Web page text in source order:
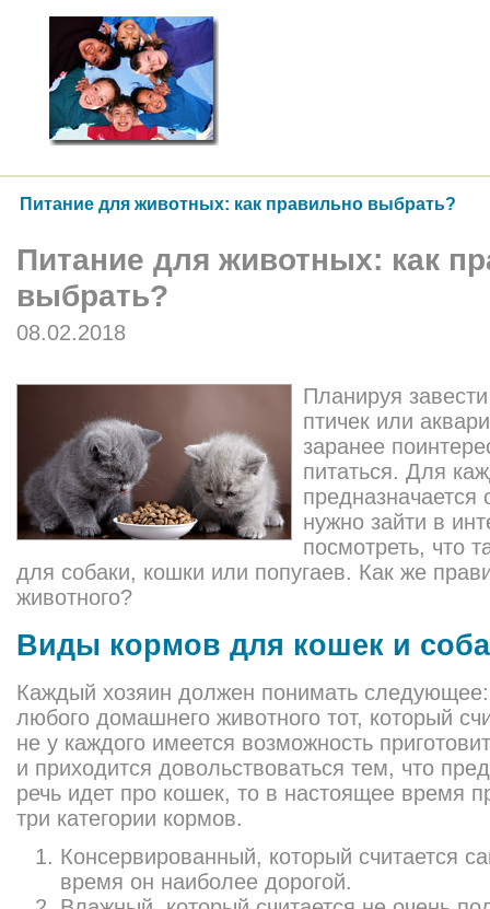
Питание для животных: как правильно выбрать?
Питание для животных: как
выбрать?
08.02.2018
Планируя
птичек или
заранее
питаться. Для
нужно зайти в
посмотреть, что
для собаки, кошки или попугаев. Как же
животного?
Виды кормов для кошек и
Каждый хозяин должен понимать
любого домашнего животного тот, который
не у каждого имеется возможность
и приходится довольствоваться тем, что
речь идет про кошек, то в настоящее время
три категории кормов.
Консервированный, который считается
время он наиболее дорогой.